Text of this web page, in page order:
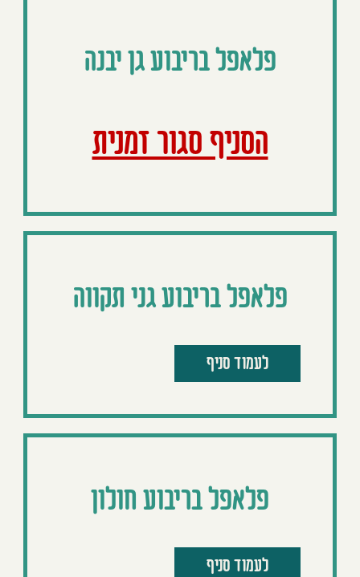
פלאפל בריבוע גן יבנה
הסניף סגור זמנית
פלאפל בריבוע גני תקווה
לעמוד סניף
פלאפל בריבוע חולון
לעמוד סניף